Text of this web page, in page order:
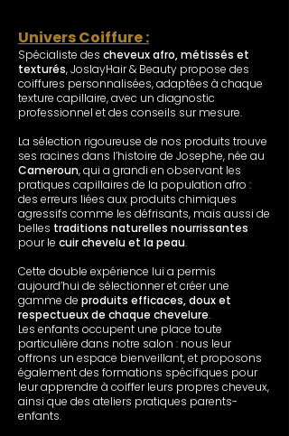
Univers Coiffure :
Spécialiste des cheveux afro, métissés et
texturés, JoslayHair & Beauty propose des
coiffures personnalisées, adaptées à chaque
texture capillaire, avec un diagnostic
professionnel et des conseils sur mesure.
La sélection rigoureuse de nos produits trouve
ses racines dans l’histoire de Josephe, née au
Cameroun, qui a grandi en observant les
pratiques capillaires de la population afro :
des erreurs liées aux produits chimiques
agressifs comme les défrisants, mais aussi de
belles traditions naturelles nourrissantes
pour le cuir chevelu et la peau.
Cette double expérience lui a permis
aujourd’hui de sélectionner et créer une
gamme de produits efficaces, doux et
respectueux de chaque chevelure.
Les enfants occupent une place toute
particulière dans notre salon : nous leur
offrons un espace bienveillant, et proposons
également des formations spécifiques pour
leur apprendre à coiffer leurs propres cheveux,
ainsi que des ateliers pratiques parents-
enfants.